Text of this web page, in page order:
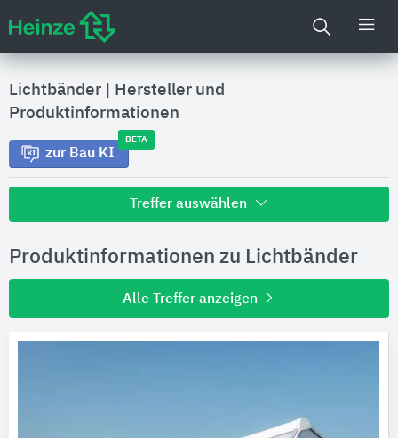
Lichtbänder
Hersteller und
Produktinformationen
zur Bau KI
BETA
Treffer auswählen
Hersteller
Produktinformationen zu Lichtbänder
Alle Treffer anzeigen